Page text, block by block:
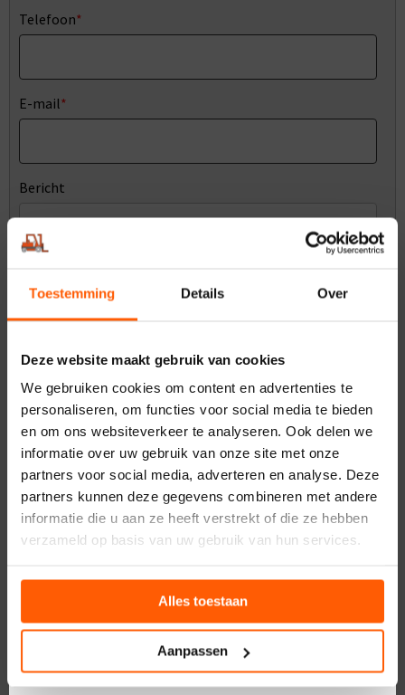
Toestemming Details Over
Deze website maakt gebruik van cookies
We gebruiken cookies om content en advertenties te
personaliseren, om functies voor social media te bieden
en om ons websiteverkeer te analyseren. Ook delen we
informatie over uw gebruik van onze site met onze
partners voor social media, adverteren en analyse. Deze
partners kunnen deze gegevens combineren met andere
informatie die u aan ze heeft verstrekt of die ze hebben
verzameld op basis van uw gebruik van hun services.
Alles toestaan
Aanpassen
Gratis pompwagen bij elke
reachtruck en heftruck
Profiteer nu van deze tijdelijke zomeractie.
Telefoon*
E-mail*
Bericht
VERZENDEN